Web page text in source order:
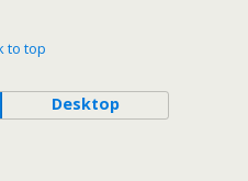
to top
Desktop